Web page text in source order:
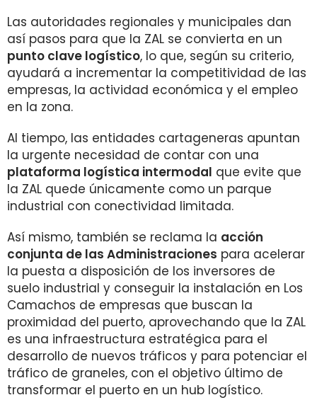
Las autoridades regionales y municipales dan
así pasos para que la ZAL se convierta en un
punto clave logístico, lo que, según su criterio,
ayudará a incrementar la competitividad de las
empresas, la actividad económica y el empleo
en la zona.
Al tiempo, las entidades cartageneras apuntan
la urgente necesidad de contar con una
plataforma logística intermodal que evite que
la ZAL quede únicamente como un parque
industrial con conectividad limitada.
Así mismo, también se reclama la acción
conjunta de las Administraciones para acelerar
la puesta a disposición de los inversores de
suelo industrial y conseguir la instalación en Los
Camachos de empresas que buscan la
proximidad del puerto, aprovechando que la ZAL
es una infraestructura estratégica para el
desarrollo de nuevos tráficos y para potenciar el
tráfico de graneles, con el objetivo último de
transformar el puerto en un hub logístico.